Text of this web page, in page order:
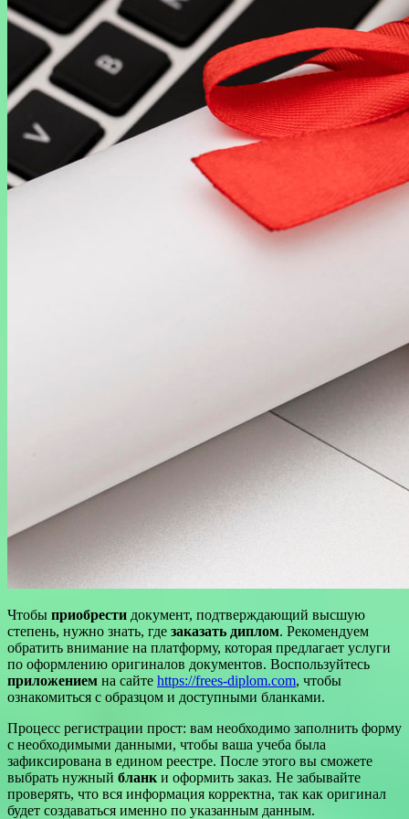
Чтобы приобрести документ, подтверждающий высшую
степень, нужно знать, где заказать диплом. Рекомендуем
обратить внимание на платформу, которая предлагает услуги
по оформлению оригиналов документов. Воспользуйтесь
приложением на сайте https://frees-diplom.com, чтобы
ознакомиться с образцом и доступными бланками.
Процесс регистрации прост: вам необходимо заполнить форму
с необходимыми данными, чтобы ваша учеба была
зафиксирована в едином реестре. После этого вы сможете
выбрать нужный бланк и оформить заказ. Не забывайте
проверять, что вся информация корректна, так как оригинал
будет создаваться именно по указанным данным.